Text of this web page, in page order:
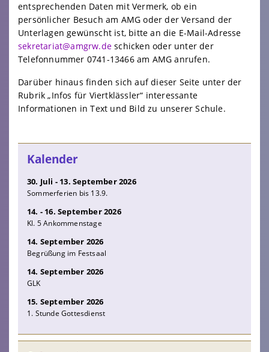
entsprechenden Daten mit Vermerk, ob ein
persönlicher Besuch am AMG oder der Versand der
Unterlagen gewünscht ist, bitte an die E-Mail-Adresse
sekretariat@amgrw.de schicken oder unter der
Telefonnummer 0741-13466 am AMG anrufen.
Darüber hinaus finden sich auf dieser Seite unter der
Rubrik „Infos für Viertklässler“ interessante
Informationen in Text und Bild zu unserer Schule.
Kalender
30. Juli - 13. September 2026
Sommerferien bis 13.9.
14. - 16. September 2026
Kl. 5 Ankommenstage
14. September 2026
Begrüßung im Festsaal
14. September 2026
GLK
15. September 2026
1. Stunde Gottesdienst